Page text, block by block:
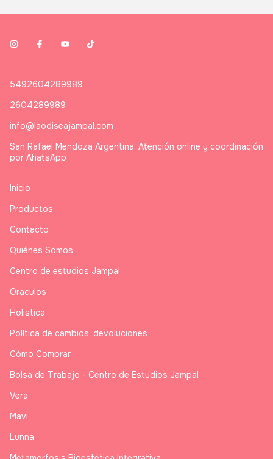
5492604289989
2604289989
info@laodiseajampal.com
San Rafael Mendoza Argentina. Atención online y coordinación
por AhatsApp
Inicio
Productos
Contacto
Quiénes Somos
Centro de estudios Jampal
Oraculos
Holistica
Política de cambios, devoluciones
Cómo Comprar
Bolsa de Trabajo - Centro de Estudios Jampal
Vera
Mavi
Lunna